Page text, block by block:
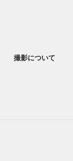
撮影について